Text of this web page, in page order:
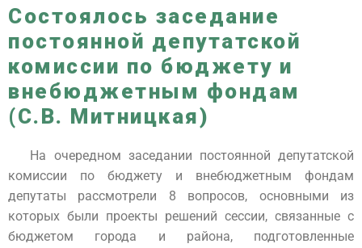
Состоялось заседание
постоянной депутатской
комиссии по бюджету и
внебюджетным фондам
(С.В. Митницкая)
На очередном заседании постоянной депутатской
комиссии по бюджету и внебюджетным фондам
депутаты рассмотрели 8 вопросов, основными из
которых были проекты решений сессии, связанные с
бюджетом города и района, подготовленные